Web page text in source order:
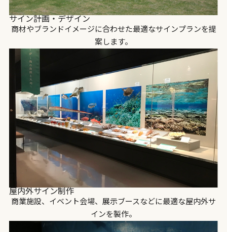
サイン計画・デザイン
商材やブランドイメージに合わせた最適なサインプランを提
案します。
屋内外サイン制作
商業施設、イベント会場、展示ブースなどに最適な屋内外サ
インを製作。